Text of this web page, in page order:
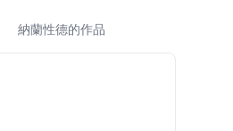
納蘭性德的作品